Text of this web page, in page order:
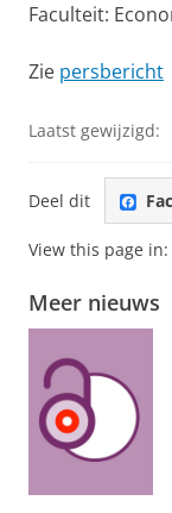
Faculteit:
Zie persbericht
Laatst gewijzigd:
Deel dit
View this page in:
Meer nieuws